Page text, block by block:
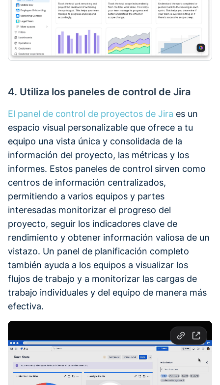
4. Utiliza los paneles de control de Jira
El panel de control de proyectos de Jira es un
espacio visual personalizable que ofrece a tu
equipo una vista única y consolidada de la
información del proyecto, las métricas y los
informes. Estos paneles de control sirven como
centros de información centralizados,
permitiendo a varios equipos y partes
interesadas monitorizar el progreso del
proyecto, seguir los indicadores clave de
rendimiento y obtener información valiosa de un
vistazo. Un panel de planificación completo
también ayuda a los equipos a visualizar los
flujos de trabajo y a monitorizar las cargas de
trabajo individuales y del equipo de manera más
efectiva.